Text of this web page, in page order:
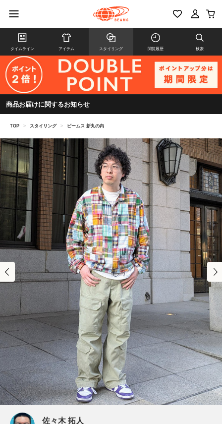
タイムライン アイテム スタイリング 閲覧履歴 検索
商品お届けに関するお知らせ
TOP > スタイリング > ビームス 新丸の内
佐々木 拓人